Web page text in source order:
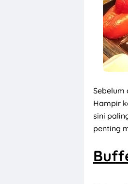
Hampir
sini
penting